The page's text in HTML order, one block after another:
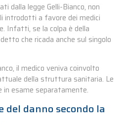
dalla legge Gelli-Bianco, non
introdotti a favore dei medici
Infatti, se la colpa è della
che ricada anche sul singolo
il medico veniva coinvolto
della struttura sanitaria. Le
in esame separatamente.
del danno secondo la